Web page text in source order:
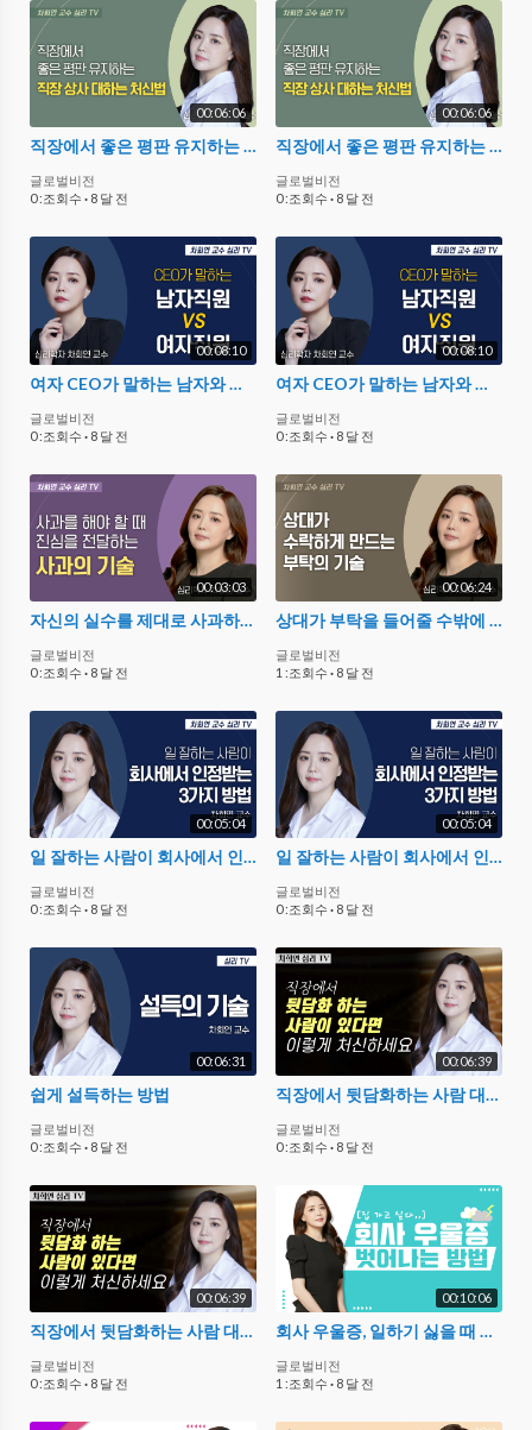
00:06:06
직장에서 좋은 평판 유지하는 직장 상사 대하는 처신법
글로벌비전
0 :조회수 · 8 달 전
00:06:06
직장에서 좋은 평판 유지하는 직장 상사 대하는 처신법
글로벌비전
0 :조회수 · 8 달 전
00:08:10
여자 CEO가 말하는 남자와 여자 직원의 차이
글로벌비전
0 :조회수 · 8 달 전
00:08:10
여자 CEO가 말하는 남자와 여자 직원의 차이
글로벌비전
0 :조회수 · 8 달 전
00:03:03
자신의 실수를 제대로 사과하는 방법
글로벌비전
0 :조회수 · 8 달 전
00:06:24
상대가 부탁을 들어줄 수밖에 없는 부탁의 기술 3가지
글로벌비전
1 :조회수 · 8 달 전
00:05:04
일 잘하는 사람이 회사에서 인정받는 3가지 방법
글로벌비전
0 :조회수 · 8 달 전
00:05:04
일 잘하는 사람이 회사에서 인정받는 3가지 방법
글로벌비전
0 :조회수 · 8 달 전
00:06:31
쉽게 설득하는 방법
글로벌비전
0 :조회수 · 8 달 전
00:06:39
직장에서 뒷담화하는 사람 대처하는 말과 행동
글로벌비전
0 :조회수 · 8 달 전
00:06:39
직장에서 뒷담화하는 사람 대처하는 말과 행동
글로벌비전
0 :조회수 · 8 달 전
00:10:06
회사 우울증, 일하기 싫을 때 보는 영상
글로벌비전
1 :조회수 · 8 달 전